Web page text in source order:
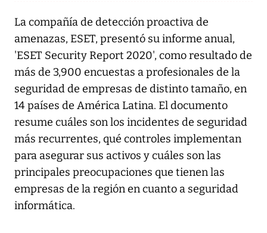
La compañía de detección proactiva de
amenazas, ESET, presentó su informe anual,
'ESET Security Report 2020', como resultado de
más de 3,900 encuestas a profesionales de la
seguridad de empresas de distinto tamaño, en
14 países de América Latina. El documento
resume cuáles son los incidentes de seguridad
más recurrentes, qué controles implementan
para asegurar sus activos y cuáles son las
principales preocupaciones que tienen las
empresas de la región en cuanto a seguridad
informática.